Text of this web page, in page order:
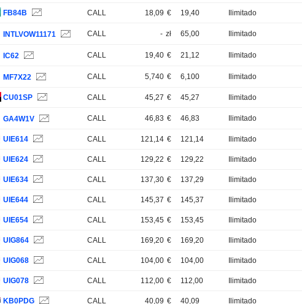
FB84B CALL 18,09 € 19,40 Ilimitado
INTLVOW11171 CALL - zł 65,00 Ilimitado
IC62 CALL 19,40 € 21,12 Ilimitado
MF7X22 CALL 5,740 € 6,100 Ilimitado
CU01SP CALL 45,27 € 45,27 Ilimitado
GA4W1V CALL 46,83 € 46,83 Ilimitado
UIE614 CALL 121,14 € 121,14 Ilimitado
UIE624 CALL 129,22 € 129,22 Ilimitado
UIE634 CALL 137,30 € 137,29 Ilimitado
UIE644 CALL 145,37 € 145,37 Ilimitado
UIE654 CALL 153,45 € 153,45 Ilimitado
UIG864 CALL 169,20 € 169,20 Ilimitado
UIG068 CALL 104,00 € 104,00 Ilimitado
UIG078 CALL 112,00 € 112,00 Ilimitado
KB0PDG CALL 40,09 € 40,09 Ilimitado